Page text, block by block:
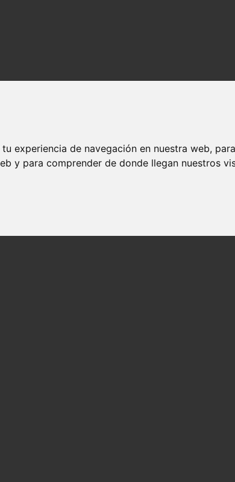
experiencia de navegación en nuestra web,
y para comprender de donde llegan nuestros